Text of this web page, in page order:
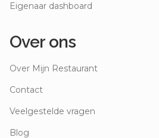
Eigenaar dashboard
Over ons
Over Mijn Restaurant
Contact
Veelgestelde vragen
Blog